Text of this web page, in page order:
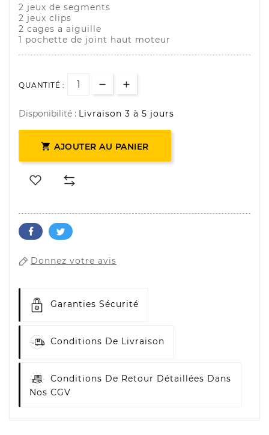
2 jeux de segments
2 jeux clips
2 cages a aiguille
1 pochette de joint haut moteur
QUANTITÉ :
Disponibilité : Livraison 3 à 5 jours
 AJOUTER AU PANIER
Donnez votre avis
Garanties Sécurité
Conditions De Livraison
Conditions De Retour Détaillées Dans
Nos CGV